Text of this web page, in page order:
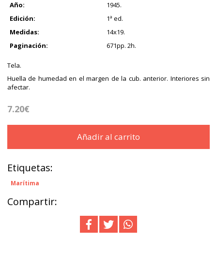
Año:
1945.
Edición:
1ª ed.
Medidas:
14x19.
Paginación:
671pp. 2h.
Tela.
Huella de humedad en el margen de la cub. anterior. Interiores sin
afectar.
7.20€
Añadir al carrito
Etiquetas:
Marítima
Compartir: